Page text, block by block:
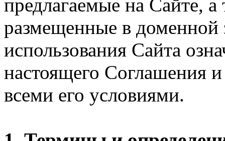
предлагаемые на Сайте,
размещенные в доменной
использования Сайта
настоящего Соглашения
всеми его условиями.